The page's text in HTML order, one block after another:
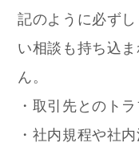
記のように必ず
い相談も持ち込
ん。
・取引先とのト
・社内規程や社